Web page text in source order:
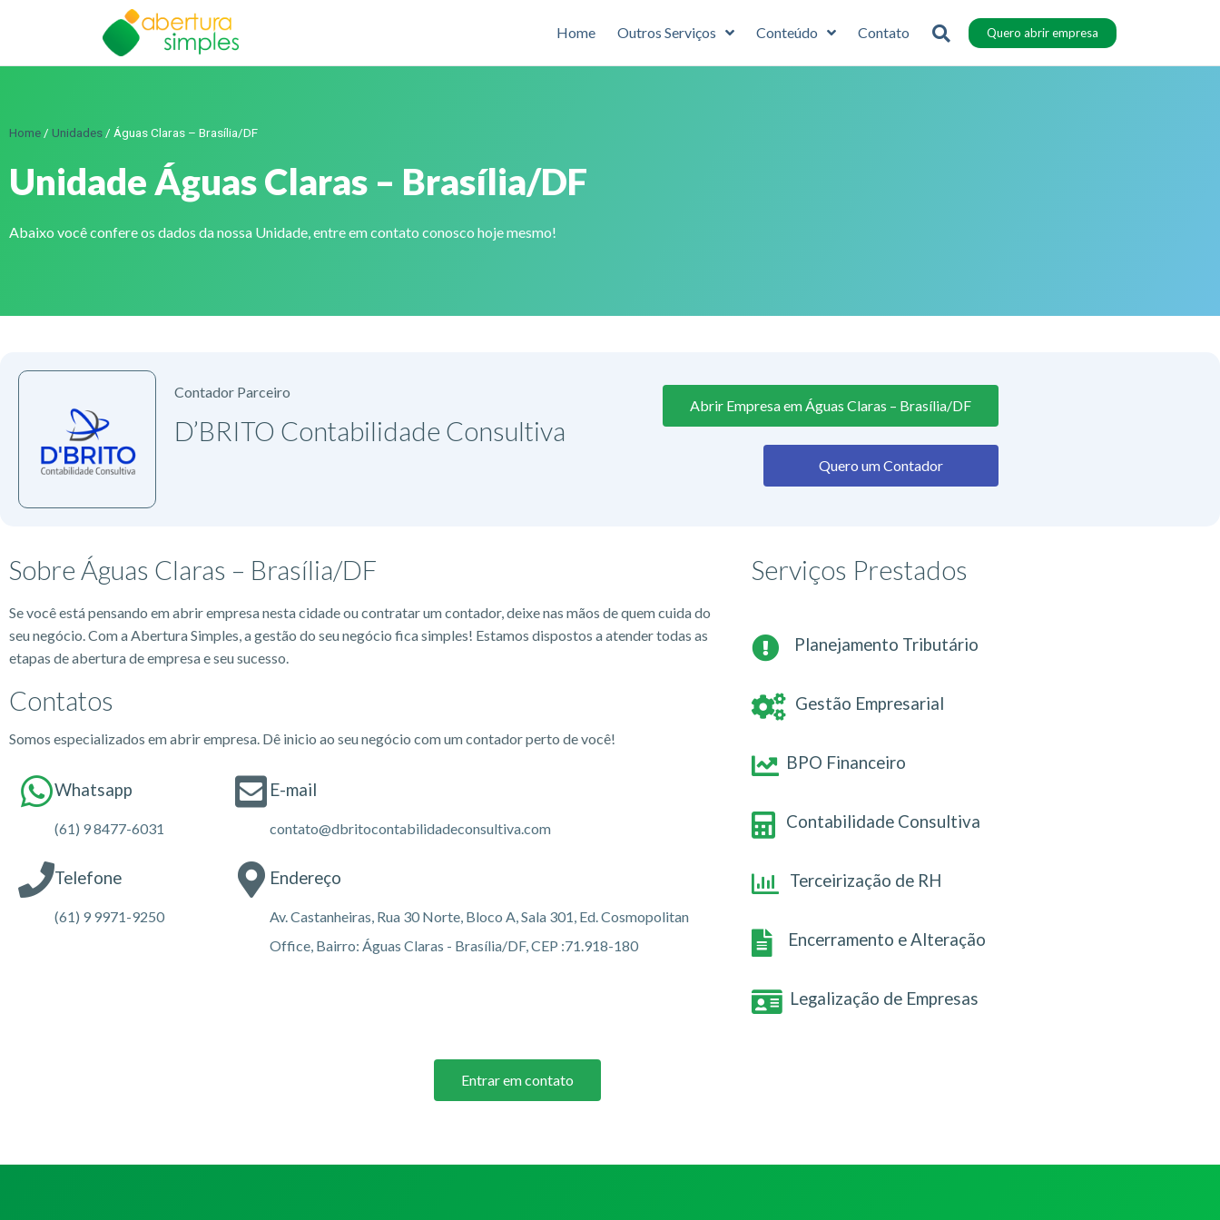
Home Outros Serviços Conteúdo Contato Quero abrir empresa
Home / Unidades / Águas Claras – Brasília/DF
Unidade Águas Claras – Brasília/DF
Abaixo você confere os dados da nossa Unidade, entre em contato conosco hoje mesmo!
Contador Parceiro
D’BRITO Contabilidade Consultiva
Abrir Empresa em Águas Claras – Brasília/DF
Quero um Contador
Sobre Águas Claras – Brasília/DF
Se você está pensando em abrir empresa nesta cidade ou contratar um contador, deixe nas mãos de quem cuida do
seu negócio. Com a Abertura Simples, a gestão do seu negócio fica simples! Estamos dispostos a atender todas as
etapas de abertura de empresa e seu sucesso.
Contatos
Somos especializados em abrir empresa. Dê inicio ao seu negócio com um contador perto de você!
Whatsapp
(61) 9 8477-6031
Telefone
(61) 9 9971-9250
E-mail
contato@dbritocontabilidadeconsultiva.com
Endereço
Av. Castanheiras, Rua 30 Norte, Bloco A, Sala 301, Ed. Cosmopolitan
Office, Bairro: Águas Claras - Brasília/DF, CEP :71.918-180
Serviços Prestados
Planejamento Tributário
Gestão Empresarial
BPO Financeiro
Contabilidade Consultiva
Terceirização de RH
Encerramento e Alteração
Legalização de Empresas
Entrar em contato